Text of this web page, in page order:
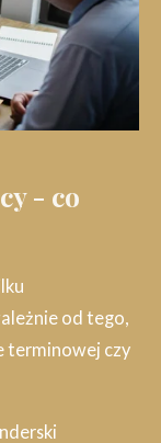
- co
od tego,
terminowej czy